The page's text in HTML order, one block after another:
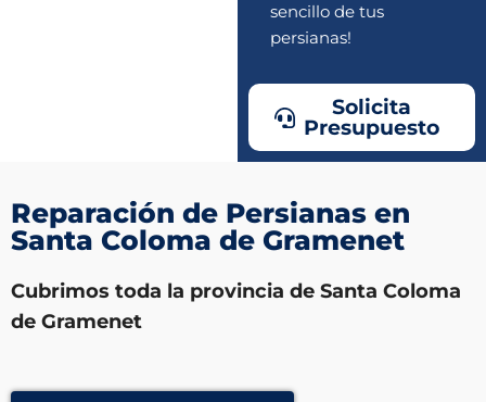
sencillo de tus
persianas!
Solicita
Presupuesto
Reparación de Persianas en
Santa Coloma de Gramenet
Cubrimos toda la provincia de Santa Coloma
de Gramenet